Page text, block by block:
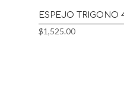
ESPEJO TRIGONO
$1,525.00